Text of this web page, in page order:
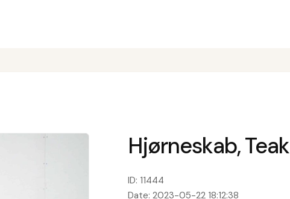
Hjørneskab, Teak
ID: 11444
Date: 2023-05-22 18:12:38